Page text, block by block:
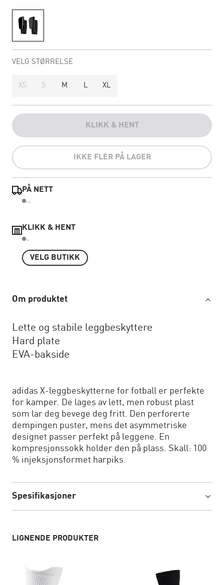
VELG STØRRELSE
XS S M L XL
KLIKK & HENT
IKKE FLER PÅ LAGER
PÅ NETT
...
KLIKK & HENT
..
VELG BUTIKK
Om produktet
Lette og stabile leggbeskyttere
Hard plate
EVA-bakside
adidas X-leggbeskytterne for fotball er perfekte
for kamper. De lages av lett, men robust plast
som lar deg bevege deg fritt. Den perforerte
dempingen puster, mens det asymmetriske
designet passer perfekt på leggene. En
kompresjonssokk holder den på plass. Skall: 100
% injeksjonsformet harpiks.
Spesifikasjoner
LIGNENDE PRODUKTER